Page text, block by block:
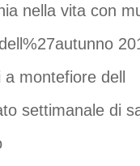
nella vita con
a montefiore dell
settimanale di